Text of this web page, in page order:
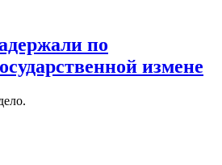
по
измене